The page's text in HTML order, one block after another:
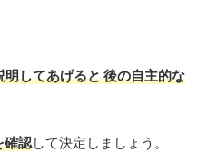
してあげると 後の自主的な
確認して決定しましょう。